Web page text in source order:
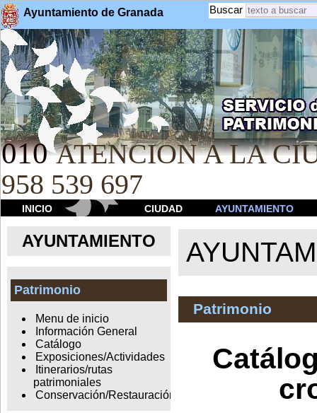
Ayuntamiento de Granada Buscar
010 ATENCION A LA
958 539 697
INICIO CIUDAD AYUNTAMIENTO
AYUNTAMIENTO
Patrimonio
Menu de inicio
Información General
Catálogo
Exposiciones/Actividades
Itinerarios/rutas
patrimoniales
Conservación/Restauración
Patrimonio